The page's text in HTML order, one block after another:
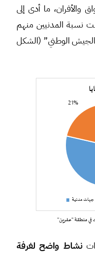
والأفران، ما أدى إلى
نسبة المدنيين منهم
“الجيش الوطني” (الشكل
نشاط واضح لغرفة